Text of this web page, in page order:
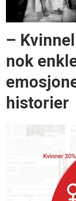
–
nok
historier